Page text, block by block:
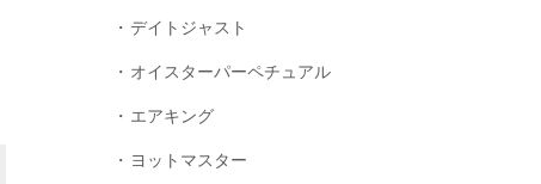
デイトジャスト
オイスターパーペチュアル
エアキング
ヨットマスター